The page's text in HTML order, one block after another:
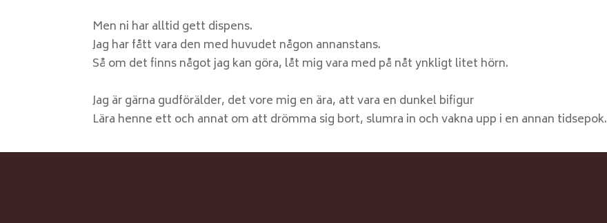
Men ni har alltid gett dispens.
Jag har fått vara den med huvudet någon annanstans.
Så om det finns något jag kan göra, låt mig vara med på nåt ynkligt litet hörn.
Jag är gärna gudförälder, det vore mig en ära, att vara en dunkel bifigur
Lära henne ett och annat om att drömma sig bort, slumra in och vakna upp i en annan tidsepok.